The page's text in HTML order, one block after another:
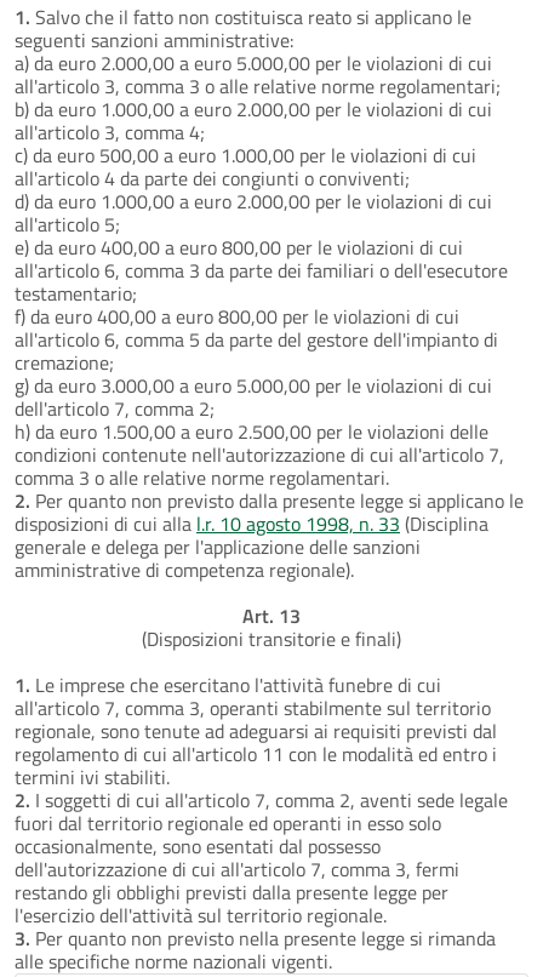
1. Salvo che il fatto non costituisca reato si applicano le
seguenti sanzioni amministrative:
a) da euro 2.000,00 a euro 5.000,00 per le violazioni di cui
all'articolo 3, comma 3 o alle relative norme regolamentari;
b) da euro 1.000,00 a euro 2.000,00 per le violazioni di cui
all'articolo 3, comma 4;
c) da euro 500,00 a euro 1.000,00 per le violazioni di cui
all'articolo 4 da parte dei congiunti o conviventi;
d) da euro 1.000,00 a euro 2.000,00 per le violazioni di cui
all'articolo 5;
e) da euro 400,00 a euro 800,00 per le violazioni di cui
all'articolo 6, comma 3 da parte dei familiari o dell'esecutore
testamentario;
f) da euro 400,00 a euro 800,00 per le violazioni di cui
all'articolo 6, comma 5 da parte del gestore dell'impianto di
cremazione;
g) da euro 3.000,00 a euro 5.000,00 per le violazioni di cui
dell'articolo 7, comma 2;
h) da euro 1.500,00 a euro 2.500,00 per le violazioni delle
condizioni contenute nell'autorizzazione di cui all'articolo 7,
comma 3 o alle relative norme regolamentari.
2. Per quanto non previsto dalla presente legge si applicano le
disposizioni di cui alla l.r. 10 agosto 1998, n. 33 (Disciplina
generale e delega per l'applicazione delle sanzioni
amministrative di competenza regionale).
Art. 13
(Disposizioni transitorie e finali)
1. Le imprese che esercitano l'attività funebre di cui
all'articolo 7, comma 3, operanti stabilmente sul territorio
regionale, sono tenute ad adeguarsi ai requisiti previsti dal
regolamento di cui all'articolo 11 con le modalità ed entro i
termini ivi stabiliti.
2. I soggetti di cui all'articolo 7, comma 2, aventi sede legale
fuori dal territorio regionale ed operanti in esso solo
occasionalmente, sono esentati dal possesso
dell'autorizzazione di cui all'articolo 7, comma 3, fermi
restando gli obblighi previsti dalla presente legge per
l'esercizio dell'attività sul territorio regionale.
3. Per quanto non previsto nella presente legge si rimanda
alle specifiche norme nazionali vigenti.